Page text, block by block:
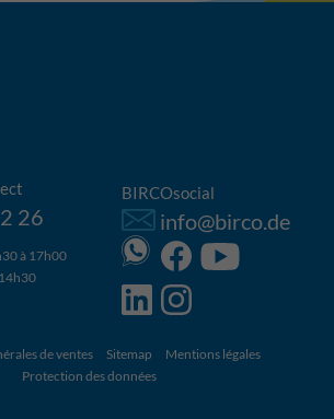
26
à 17h00
BIRCOsocial
info@birco.de
de ventes Sitemap
Mentions légales
Protection des données